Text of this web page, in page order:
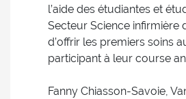
l’aide des étudiantes et
Secteur Science infirmière
d’offrir les premiers soins
participant à leur course
Fanny Chiasson-Savoie,